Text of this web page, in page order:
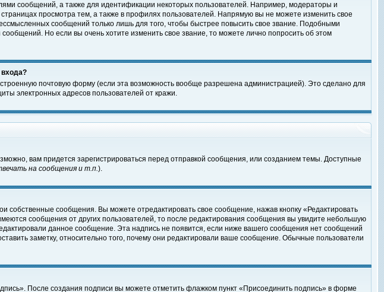
сообщений, а также для идентификации некоторых пользователей. Например, модераторы и
просмотра тем, а также в профилях пользователей. Напрямую вы не можете изменить свое
сообщений только лишь для того, чтобы быстрее повысить свое звание. Подобными
Но если вы очень хотите изменить свое звание, то можете лично попросить об этом
почтовую форму (если эта возможность вообще разрешена администрацией). Это сделано для
электронных адресов пользователей от кражи.
вам придется зарегистрироваться перед отправкой сообщения, или созданием темы. Доступные
на сообщения и т.п.).
собственные сообщения. Вы можете отредактировать свое сообщение, нажав кнопку «Редактировать
сообщения от других пользователей, то после редактирования сообщения вы увидите небольшую
данное сообщение. Эта надпись не появится, если ниже вашего сообщения нет сообщений
заметку, относительно того, почему они редактировали ваше сообщение. Обычные пользователи
После создания подписи вы можете отметить флажком пункт «Присоединить подпись» в форме